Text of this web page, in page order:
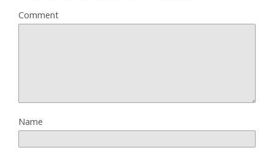
Comment
Name